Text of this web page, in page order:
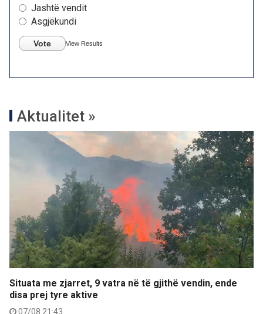
Jashtë vendit
Asgjëkundi
Vote View Results
Aktualitet »
Situata me zjarret, 9 vatra në të gjithë vendin, ende
disa prej tyre aktive
07/08 21:43